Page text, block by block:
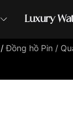
Luxury
hồ G-Shock
/Đồng hồ Pin /